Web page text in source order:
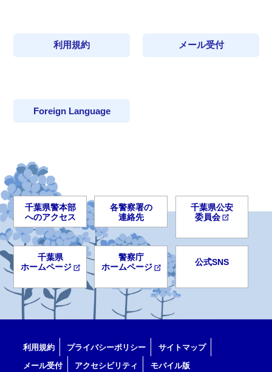
利用規約 メール受付
Foreign Language
千葉県警本部
へのアクセス
各警察署の
連絡先
千葉県公安
委員会
千葉県
ホームページ
警察庁
ホームページ
公式SNS
利用規約 プライバシーポリシー
サイトマップ
メール受付
アクセシビリティ モバイル版